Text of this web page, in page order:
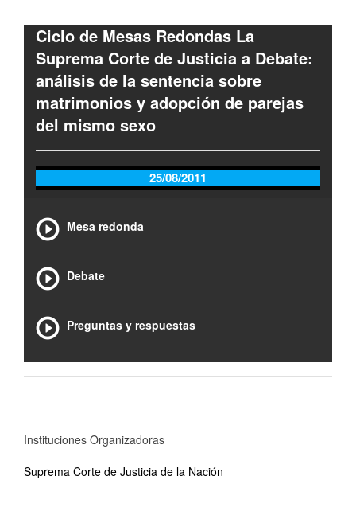
Ciclo de Mesas Redondas La
Suprema Corte de Justicia a Debate:
análisis de la sentencia sobre
matrimonios y adopción de parejas
del mismo sexo
25/08/2011
Mesa redonda
Debate
Preguntas y respuestas
Instituciones Organizadoras
Suprema Corte de Justicia de la Nación